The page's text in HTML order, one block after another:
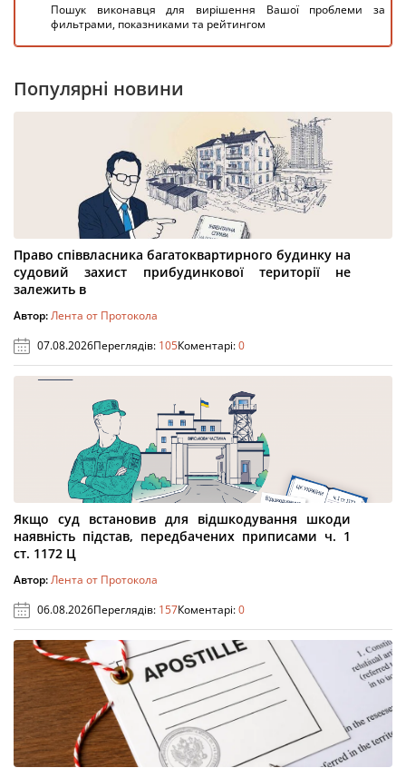
Пошук виконавця для вирішення Вашої проблеми за
фильтрами, показниками та рейтингом
Популярні новини
Право співвласника багатоквартирного будинку на
судовий захист прибудинкової території не
залежить в
Автор:Лента от Протокола
07.08.2026Переглядів: 105Коментарі:0
Якщо суд встановив для відшкодування шкоди
наявність підстав, передбачених приписами ч. 1
ст. 1172 Ц
Автор:Лента от Протокола
06.08.2026Переглядів: 157Коментарі:0